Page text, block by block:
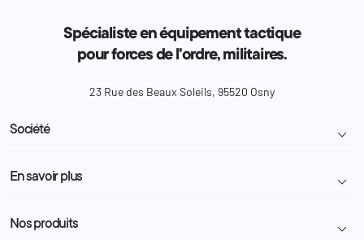
Spécialiste en équipement tactique
pour forces de l'ordre, militaires.
23 Rue des Beaux Soleils, 95520 Osny
Société 
Livraison et retour colis
Demande de devis
En savoir plus 
Programme Fidélité
Nos produits 